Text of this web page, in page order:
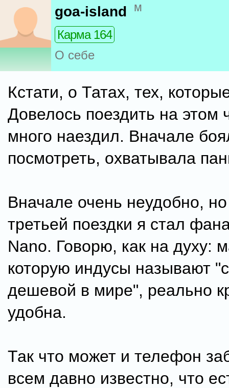
goa-island м
Карма 164
О себе
Кстати, о Татах, тех,
Довелось поездить на этом
много наездил. Вначале
посмотреть, охватывала
Вначале очень неудобно,
третьей поездки я стал
Nano. Говорю, как на духу:
которую индусы называют
дешевой в мире", реально
удобна.
Так что может и телефон
всем давно известно, что